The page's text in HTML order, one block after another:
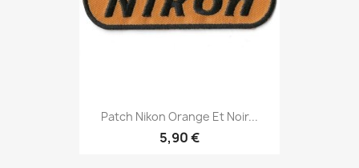
Patch Nikon Orange Et Noir...
5,90 €